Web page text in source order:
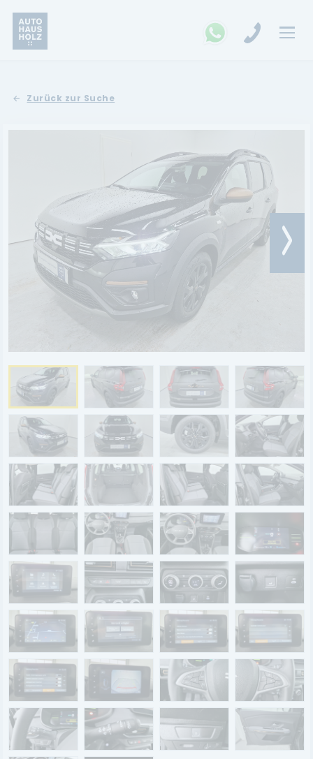
Ford
Land Rover
Renault
Dacia
SERVICE
Aktionsfahrzeuge
AutoAbo
Gewerbekunden
Probefahrt
Mietwagen
Ankauf
WERKSTATTTERMIN
Teile & Zubehör
Renault Service
Dacia Service
UNTERNEHMEN
Standort Landau
Zurück zur Suche